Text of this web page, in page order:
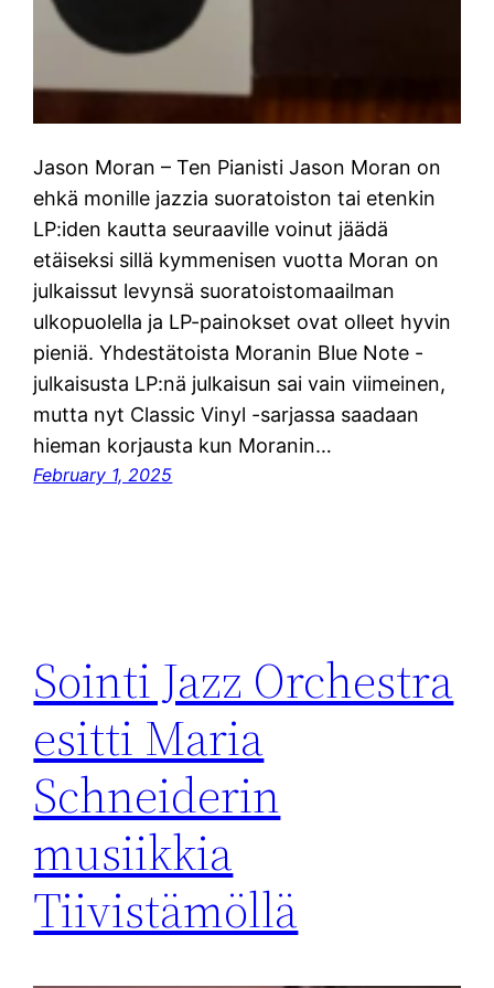
Jason Moran – Ten Pianisti Jason Moran on
ehkä monille jazzia suoratoiston tai etenkin
LP:iden kautta seuraaville voinut jäädä
etäiseksi sillä kymmenisen vuotta Moran on
julkaissut levynsä suoratoistomaailman
ulkopuolella ja LP-painokset ovat olleet hyvin
pieniä. Yhdestätoista Moranin Blue Note -
julkaisusta LP:nä julkaisun sai vain viimeinen,
mutta nyt Classic Vinyl -sarjassa saadaan
hieman korjausta kun Moranin…
February 1, 2025
Sointi Jazz Orchestra
esitti Maria
Schneiderin
musiikkia
Tiivistämöllä